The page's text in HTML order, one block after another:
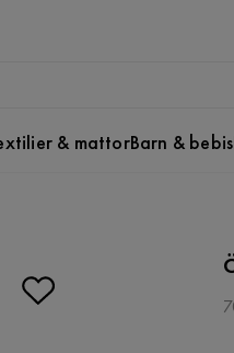
& mattorBarn & bebis